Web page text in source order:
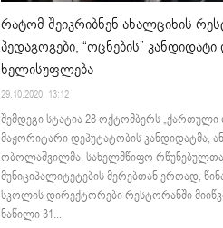
რატომ შეიკრიბნენ ახალციხის
პედაგოგები, “ოცნების” კანდიდატი
ხელისუფლება
29.10.2020. 13:12
შემდეგი სტატია 28 ოქტომბერს „ქართული
მაჟორიტარი დეპუტატობის კანდიდატმა,
ობოლაშვილმა, სახელმწიფო
მუნიციპალიტეტების მერებთან ერთად,
სკოლის დირექტორები რესტორანში
ნაწილი 31...